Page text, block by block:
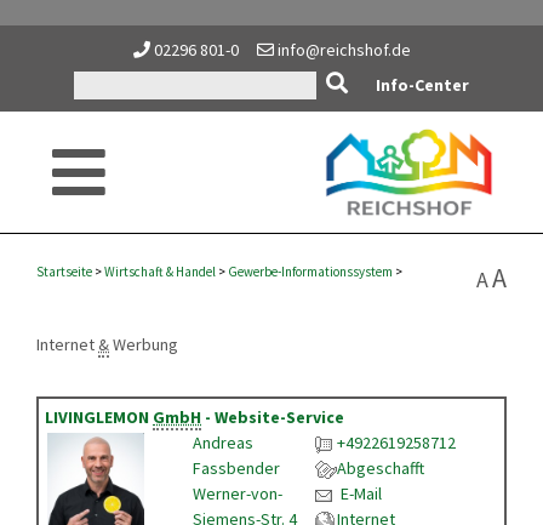
02296 801-0
info@reichshof.de
Info-Center
AA
Startseite >Wirtschaft& Handel > Gewerbe-Informationssystem >
Internet &Werbung
LIVINGLEMON GmbH - Website-Service
Andreas
Fassbender
Werner-von-
Siemens-Str. 4
+4922619258712
Abgeschafft
E-Mail
Internet